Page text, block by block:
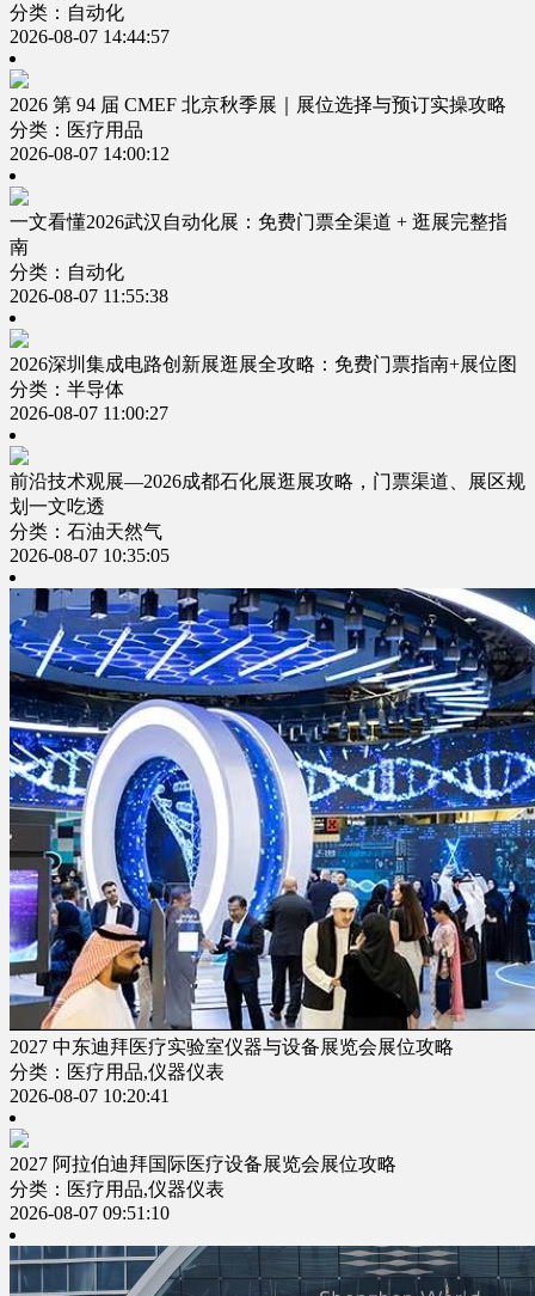
分类：自动化
2026-08-07 14:44:57
2026 第 94 届 CMEF 北京秋季展｜展位选择与预订实操攻略
分类：医疗用品
2026-08-07 14:00:12
一文看懂2026武汉自动化展：免费门票全渠道 + 逛展完整指
南
分类：自动化
2026-08-07 11:55:38
2026深圳集成电路创新展逛展全攻略：免费门票指南+展位图
分类：半导体
2026-08-07 11:00:27
前沿技术观展—2026成都石化展逛展攻略，门票渠道、展区规
划一文吃透
分类：石油天然气
2026-08-07 10:35:05
2027 中东迪拜医疗实验室仪器与设备展览会展位攻略
分类：医疗用品,仪器仪表
2026-08-07 10:20:41
2027 阿拉伯迪拜国际医疗设备展览会展位攻略
分类：医疗用品,仪器仪表
2026-08-07 09:51:10